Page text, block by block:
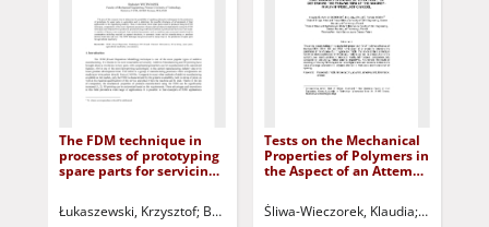
The FDM technique in
processes of prototyping
spare parts for servicing
general outline
Łukaszewski, Krzysztof Buchwald, Tatiana Wichniarek, Radosław
Tests on the Mechanical
Properties of Polymers in
the Aspect of an Attempt
Parameters of the
Mooney-Rivlin
Śliwa-Wieczorek, Klaudia Zając,